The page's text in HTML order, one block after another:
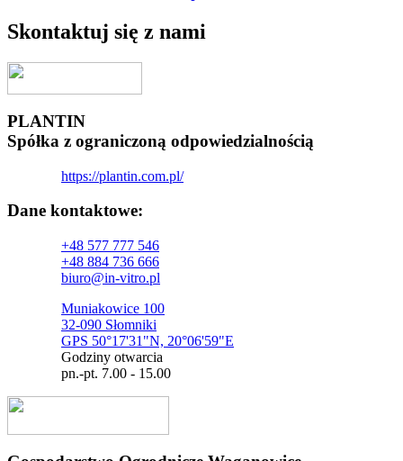
Skontaktuj się z nami
PLANTIN
Spółka z ograniczoną odpowiedzialnością
https://plantin.com.pl/
Dane kontaktowe:
+48 577 777 546
+48 884 736 666
biuro@in-vitro.pl
Muniakowice 100
32-090 Słomniki
GPS 50°17'31"N, 20°06'59"E
Godziny otwarcia
pn.-pt. 7.00 - 15.00